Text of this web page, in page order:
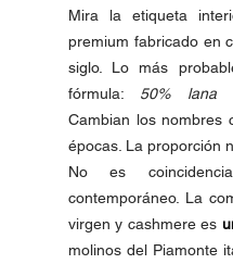
Mira la etiqueta
premium fabricado en
siglo. Lo más
fórmula: 50% lana
Cambian los nombres
épocas. La proporción
No es
contemporáneo. La
virgen y cashmere es
molinos del Piamonte